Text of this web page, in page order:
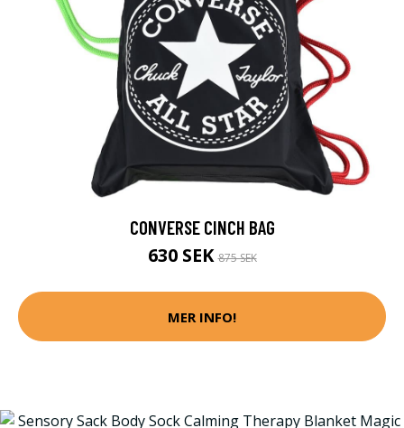
CONVERSE CINCH BAG
630 SEK875 SEK
MER INFO!